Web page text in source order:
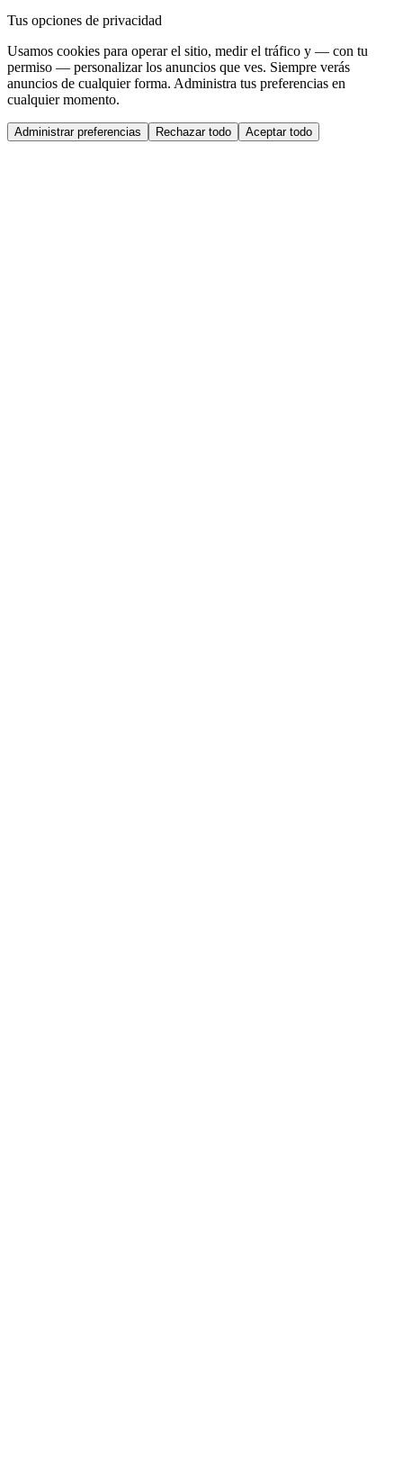
Tus opciones de privacidad
Usamos cookies para operar el sitio, medir el tráfico y — con tu
permiso — personalizar los anuncios que ves. Siempre verás
anuncios de cualquier forma. Administra tus preferencias en
cualquier momento.
Administrar preferencias Rechazar todo Aceptar todo